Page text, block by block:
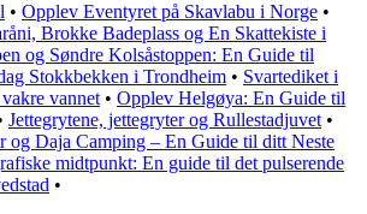
• Opplev Eventyret på Skavlabu i Norge •
Brokke Badeplass og En Skattekiste i
og Søndre Kolsåstoppen: En Guide til
Stokkbekken i Trondheim • Svartediket i
vannet• Opplev Helgøya: En Guide til
Jettegrytene, jettegryter og Rullestadjuvet•
og Daja Camping – En Guide til ditt Neste
midtpunkt: En guide til det pulserende
•